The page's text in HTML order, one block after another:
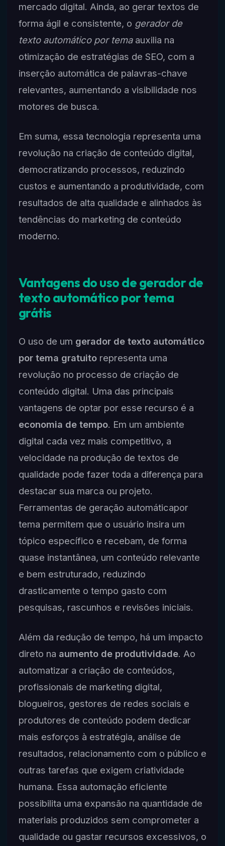
mercado digital. Ainda, ao gerar textos de
forma ágil e consistente, o gerador de
texto automático por temaauxilia na
otimização de estratégias de SEO, com a
inserção automática de palavras-chave
relevantes, aumentando a visibilidade nos
motores de busca.
Em suma, essa tecnologia representa uma
revolução na criação de conteúdo digital,
democratizando processos, reduzindo
custos e aumentando a produtividade, com
resultados de alta qualidade e alinhados às
tendências do marketing de conteúdo
moderno.
Vantagens do uso de gerador de
texto automático por tema
grátis
O uso de um gerador de texto automático
por tema gratuitorepresenta uma
revolução no processo de criação de
conteúdo digital. Uma das principais
vantagens de optar por esse recurso é a
economia de tempo. Em um ambiente
digital cada vez mais competitivo, a
velocidade na produção de textos de
qualidade pode fazer toda a diferença para
destacar sua marca ou projeto.
Ferramentas de geração automáticapor
tema permitem que o usuário insira um
tópico específico e recebam, de forma
quase instantânea, um conteúdo relevante
e bem estruturado, reduzindo
drasticamente o tempo gasto com
pesquisas, rascunhos e revisões iniciais.
Além da redução de tempo, há um impacto
direto na aumento de produtividade. Ao
automatizar a criação de conteúdos,
profissionais de marketing digital,
blogueiros, gestores de redes sociais e
produtores de conteúdo podem dedicar
mais esforços à estratégia, análise de
resultados, relacionamento com o público e
outras tarefas que exigem criatividade
humana. Essa automação eficiente
possibilita uma expansão na quantidade de
materiais produzidos sem comprometer a
qualidade ou gastar recursos excessivos, o